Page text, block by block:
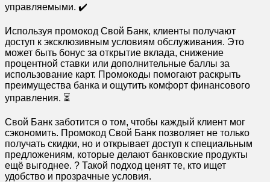
управляемыми. ✔️
Используя промокод Свой Банк, клиенты получают
доступ к эксклюзивным условиям обслуживания. Это
может быть бонус за открытие вклада, снижение
процентной ставки или дополнительные баллы за
использование карт. Промокоды помогают раскрыть
преимущества банка и ощутить комфорт финансового
управления. ⏳
Свой Банк заботится о том, чтобы каждый клиент мог
сэкономить. Промокод Свой Банк позволяет не только
получать скидки, но и открывает доступ к специальным
предложениям, которые делают банковские продукты
ещё выгоднее. ? Такой подход ценят те, кто ищет
удобство и прозрачные условия.